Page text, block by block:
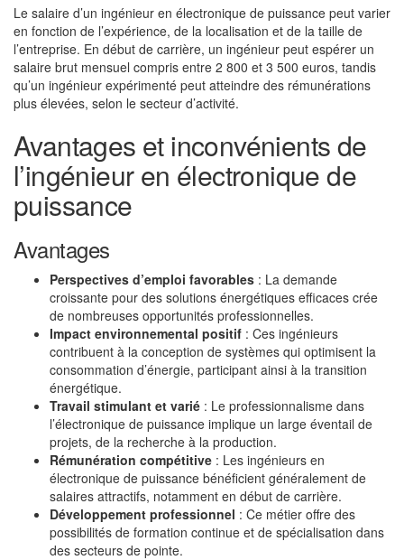
Le salaire d’un ingénieur en électronique de puissance peut varier
en fonction de l’expérience, de la localisation et de la taille de
l’entreprise. En début de carrière, un ingénieur peut espérer un
salaire brut mensuel compris entre 2 800 et 3 500 euros, tandis
qu’un ingénieur expérimenté peut atteindre des rémunérations
plus élevées, selon le secteur d’activité.
Avantages et inconvénients de
l’ingénieur en électronique de
puissance
Avantages
Perspectives d’emploi favorables : La demande
croissante pour des solutions énergétiques efficaces crée
de nombreuses opportunités professionnelles.
Impact environnemental positif : Ces ingénieurs
contribuent à la conception de systèmes qui optimisent la
consommation d’énergie, participant ainsi à la transition
énergétique.
Travail stimulant et varié : Le professionnalisme dans
l’électronique de puissance implique un large éventail de
projets, de la recherche à la production.
Rémunération compétitive : Les ingénieurs en
électronique de puissance bénéficient généralement de
salaires attractifs, notamment en début de carrière.
Développement professionnel : Ce métier offre des
possibilités de formation continue et de spécialisation dans
des secteurs de pointe.